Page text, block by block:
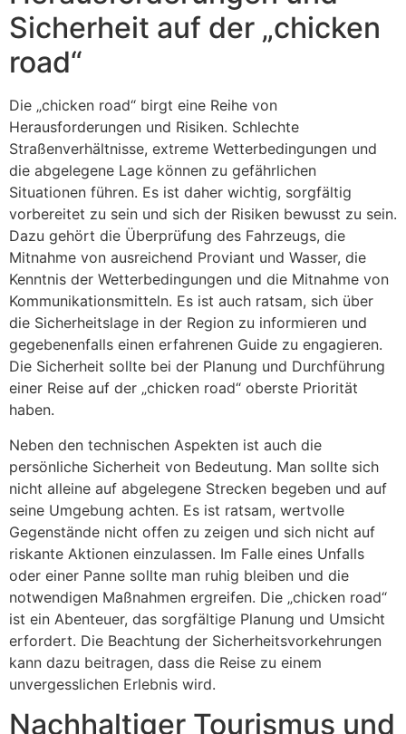
Sicherheit auf der „chicken
road“
Die „chicken road“ birgt eine Reihe von
Herausforderungen und Risiken. Schlechte
Straßenverhältnisse, extreme Wetterbedingungen und
die abgelegene Lage können zu gefährlichen
Situationen führen. Es ist daher wichtig, sorgfältig
vorbereitet zu sein und sich der Risiken bewusst zu sein.
Dazu gehört die Überprüfung des Fahrzeugs, die
Mitnahme von ausreichend Proviant und Wasser, die
Kenntnis der Wetterbedingungen und die Mitnahme von
Kommunikationsmitteln. Es ist auch ratsam, sich über
die Sicherheitslage in der Region zu informieren und
gegebenenfalls einen erfahrenen Guide zu engagieren.
Die Sicherheit sollte bei der Planung und Durchführung
einer Reise auf der „chicken road“ oberste Priorität
haben.
Neben den technischen Aspekten ist auch die
persönliche Sicherheit von Bedeutung. Man sollte sich
nicht alleine auf abgelegene Strecken begeben und auf
seine Umgebung achten. Es ist ratsam, wertvolle
Gegenstände nicht offen zu zeigen und sich nicht auf
riskante Aktionen einzulassen. Im Falle eines Unfalls
oder einer Panne sollte man ruhig bleiben und die
notwendigen Maßnahmen ergreifen. Die „chicken road“
ist ein Abenteuer, das sorgfältige Planung und Umsicht
erfordert. Die Beachtung der Sicherheitsvorkehrungen
kann dazu beitragen, dass die Reise zu einem
unvergesslichen Erlebnis wird.
Nachhaltiger Tourismus und